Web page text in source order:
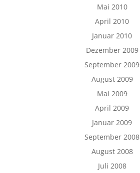
Mai 2010
April 2010
Januar 2010
Dezember 2009
September 2009
August 2009
Mai 2009
April 2009
Januar 2009
September 2008
August 2008
Juli 2008